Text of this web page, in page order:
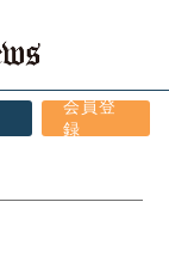
会員登
録